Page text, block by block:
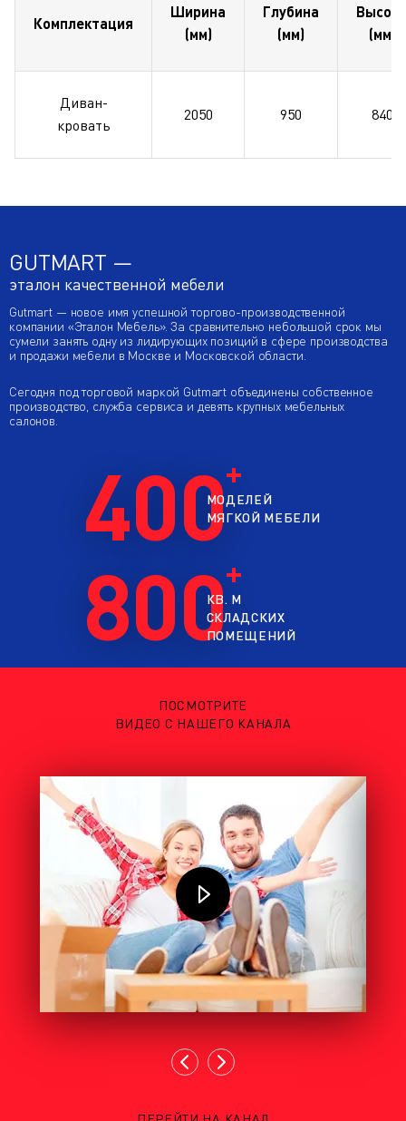
Комплектация
Ширина
(мм)
Глубина
(мм)
(мм)
Диван-
кровать
2050 950 840
GUTMART —
эталон качественной мебели
Gutmart — новое имя успешной торгово-производственной
компании «Эталон Мебель». За сравнительно небольшой срок мы
сумели занять одну из лидирующих позиций в сфере производства
и продажи мебели в Москве и Московской области.
Сегодня под торговой маркой Gutmart объединены собственное
производство, служба сервиса и девять крупных мебельных
салонов.
400МОДЕЛЕЙ
МЯГКОЙ МЕБЕЛИ
800
КВ. М
СКЛАДСКИХ
ПОМЕЩЕНИЙ
ПОСМОТРИТЕ
ВИДЕО С НАШЕГО КАНАЛА